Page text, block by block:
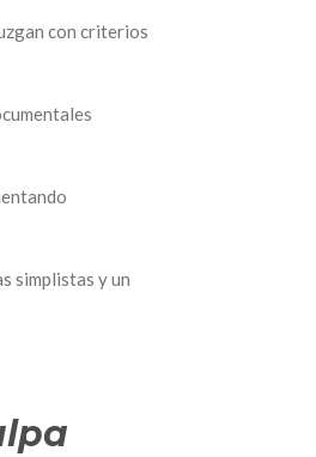
con criterios
simplistas y un